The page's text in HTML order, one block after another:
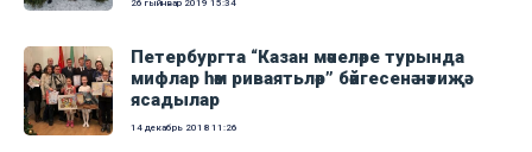
26 гыйнвар 2019 15:34
Петербургта “Казан мәчеләре турында
мифлар һәм риваятьләр” бәйгесенә нәтиҗә
ясадылар
14 декабрь 2018 11:26